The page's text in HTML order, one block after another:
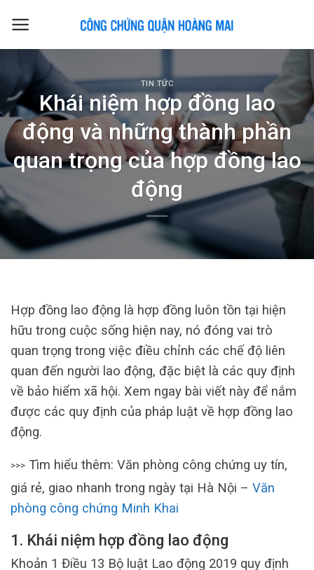
TIN TỨC
Khái niệm hợp đồng lao
động và những thành phần
quan trọng của hợp đồng lao
động
Hợp đồng lao động là hợp đồng luôn tồn tại hiện
hữu trong cuộc sống hiện nay, nó đóng vai trò
quan trọng trong việc điều chỉnh các chế độ liên
quan đến người lao động, đặc biệt là các quy định
về bảo hiểm xã hội. Xem ngay bài viết này để nắm
được các quy định của pháp luật về hợp đồng lao
động.
>>> Tìm hiểu thêm: Văn phòng công chứng uy tín,
giá rẻ, giao nhanh trong ngày tại Hà Nội – Văn
phòng công chứng Minh Khai
1. Khái niệm hợp đồng lao động
Khoản 1 Điều 13 Bộ luật Lao động 2019 quy định